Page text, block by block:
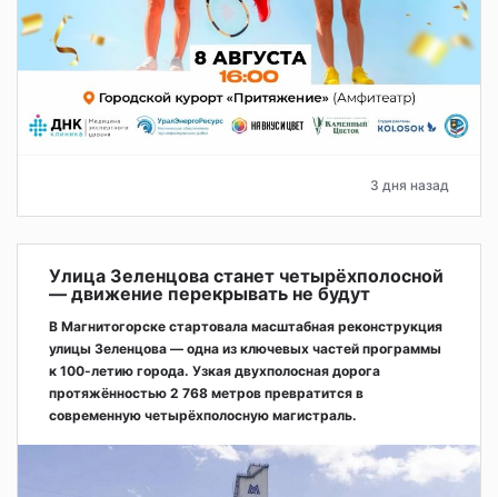
3 дня назад
Улица Зеленцова станет четырёхполосной
— движение перекрывать не будут
В Магнитогорске стартовала масштабная реконструкция
улицы Зеленцова — одна из ключевых частей программы
к 100-летию города. Узкая двухполосная дорога
протяжённостью 2 768 метров превратится в
современную четырёхполосную магистраль.